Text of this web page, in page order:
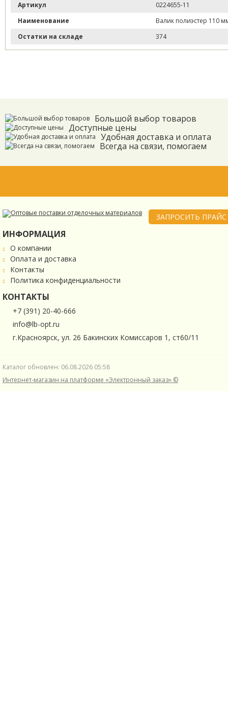
Артикул
0224655-11
Наименование
Валик полиэстер 110
Остатки на складе
374
Большой выбор товаров
Доступные цены
Удобная доставка и оплата
Всегда на связи, помогаем
ЗАПРОСИТЬ ПРАЙС
ИНФОРМАЦИЯ
О компании
Оплата и доставка
Контакты
Политика конфиденциальности
КОНТАКТЫ
+7 (391) 20-40-666
info@lb-opt.ru
г.Красноярск, ул. 26 Бакинских Комиссаров 1, ст60/11
Каталог обновлен: 06.08.2026 05:58
Интернет-магазин на платформе «Электронный заказ» ©